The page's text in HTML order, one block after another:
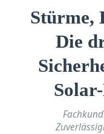
Stürme,
Die